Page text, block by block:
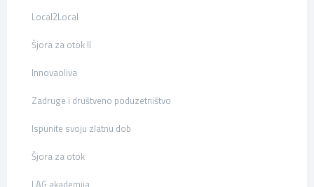
Local2Local
Šjora za otok II
Innovaoliva
Zadruge i društveno poduzetništvo
Ispunite svoju zlatnu dob
Šjora za otok
LAG akademija